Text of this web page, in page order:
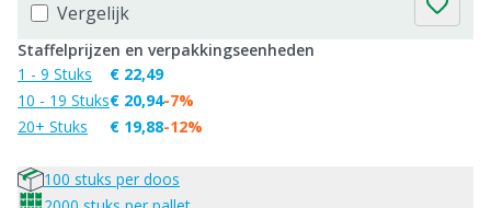
Vergelijk
Staffelprijzen en verpakkingseenheden
1 - 9 Stuks
10 - 19 Stuks
20+ Stuks
€ 22,49
€ 20,94
€ 19,88
-7%
-12%
100 stuks per doos